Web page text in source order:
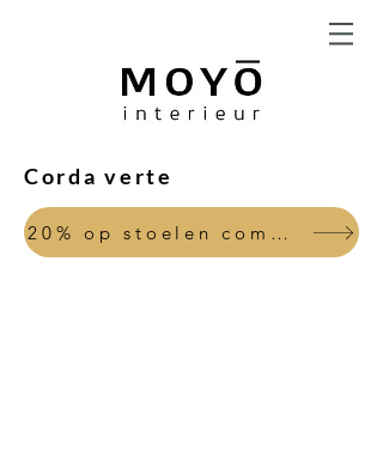
Corda verte
20% op stoelen combi sales tafel